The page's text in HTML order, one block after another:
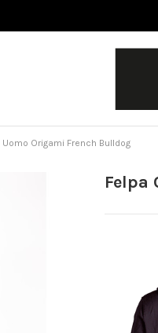
Origami French Bulldog
Felpa